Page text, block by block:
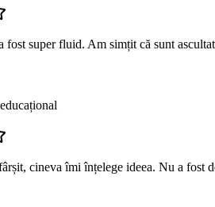
fost super fluid. Am simțit că sunt
cineva îmi înțelege ideea. Nu a fost